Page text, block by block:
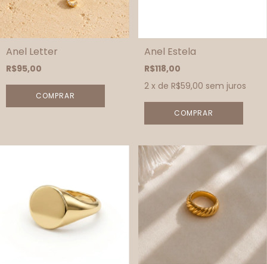
Anel Letter
R$95,00
COMPRAR
Anel Estela
R$118,00
2 x de R$59,00 sem juros
COMPRAR